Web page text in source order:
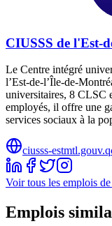
CIUSSS de l'Est-
Le Centre intégré
l’Est-de-l’Île-de-
universitaires, 8 CLSC
employés, il offre une
services sociaux à la
ciusss-
Voir tous les emplois
Emplois